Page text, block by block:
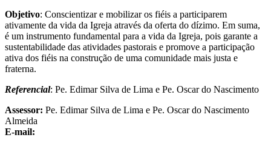
Objetivo: Conscientizar e mobilizar os fiéis a participarem
ativamente da vida da Igreja através da oferta do dízimo. Em suma,
é um instrumento fundamental para a vida da Igreja, pois garante a
sustentabilidade das atividades pastorais e promove a participação
ativa dos fiéis na construção de uma comunidade mais justa e
fraterna.
Referencial: Pe. Edimar Silva de Lima e Pe. Oscar do Nascimento
Assessor: Pe. Edimar Silva de Lima e Pe. Oscar do Nascimento
Almeida
E-mail: